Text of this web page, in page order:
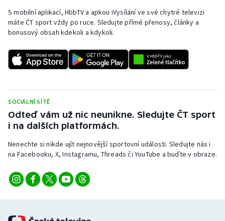
S mobilní aplikací, HbbTV a apkou iVysílání ve své chytré televizi
máte ČT sport vždy po ruce. Sledujte přímé přenosy, články a
bonusový obsah kdekoli a kdykoli.
SOCIÁLNÍ SÍTĚ
Odteď vám už nic neunikne. Sledujte ČT sport
i na dalších platformách.
Nenechte si nikde ujít nejnovější sportovní události. Sledujte nás i
na Facebooku, X, Instagramu, Threads či YouTube a buďte v obraze.